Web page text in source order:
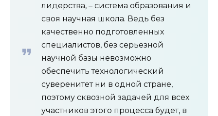
лидерства, – система образования и
своя научная школа. Ведь без
качественно подготовленных
специалистов, без серьёзной
научной базы невозможно
обеспечить технологический
суверенитет ни в одной стране,
поэтому сквозной задачей для всех
участников этого процесса будет, в